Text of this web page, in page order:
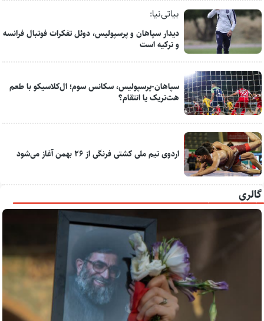
بیاتی‌نیا:
دیدار سپاهان و پرسپولیس، دوئل تفکرات فوتبال فرانسه
و ترکیه است
سپاهان-پرسپولیس، سکانس سوم؛ ال‌کلاسیکو با طعم
هت‌تریک یا انتقام؟
اردوی تیم ملی کشتی فرنگی از ۲۶ بهمن آغاز می‌شود
گالری